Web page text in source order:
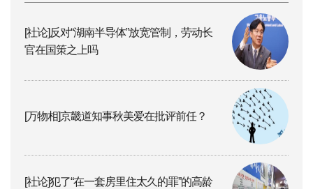
[社论]反对“湖南半导体”放宽管制，劳动长
官在国策之上吗
[万物相]京畿道知事秋美爱在批评前任？
[社论]犯了“在一套房里住太久的罪”的高龄